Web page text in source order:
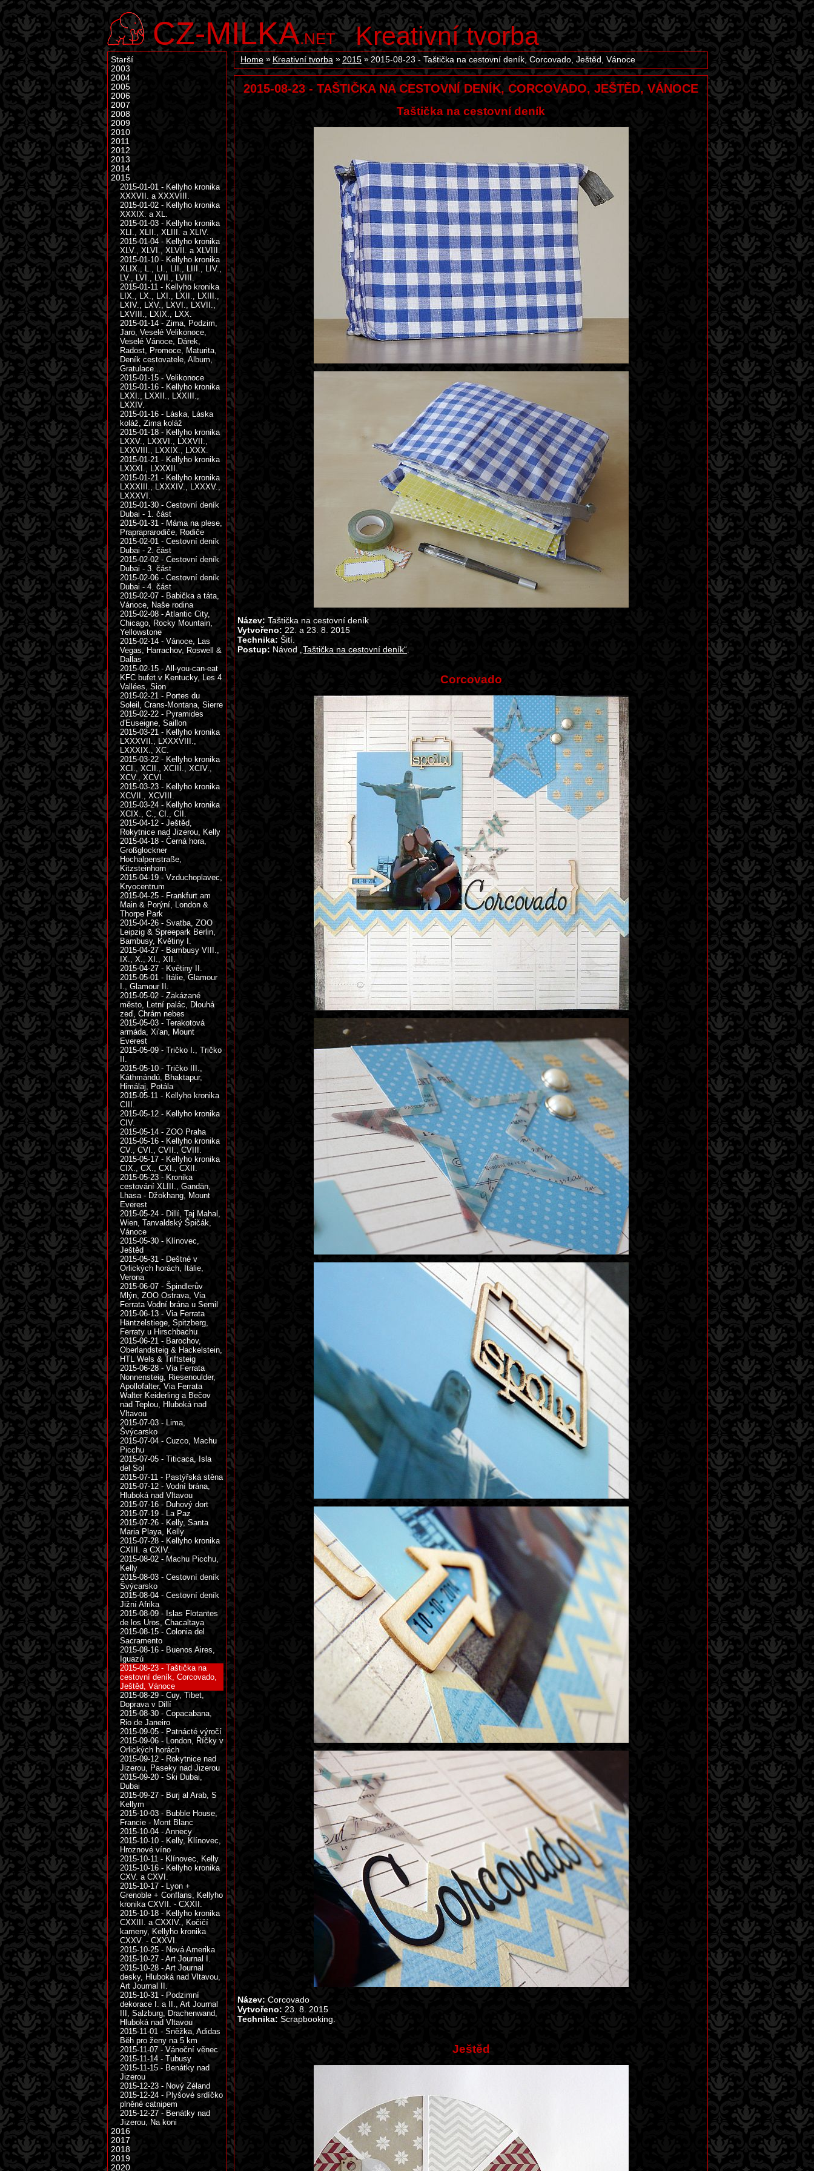
CZ-MILKA.NET Kreativní tvorba
Home Kreativní tvorba 2015 2015-08-23 - Taštička na cestovní deník, Corcovado, Ještěd, Vánoce
2015-08-23 - TAŠTIČKA NA CESTOVNÍ DENÍK, CORCOVADO, JEŠTĚD, VÁNOCE
Taštička na cestovní deník
Název: Taštička na cestovní deník
Vytvořeno: 22. a 23. 8. 2015
Technika: Šití.
Postup: Návod „Taštička na cestovní deník“.
Corcovado
Název: Corcovado
Vytvořeno: 23. 8. 2015
Technika: Scrapbooking.
Ještěd
Starší
2003
2004
2005
2006
2007
2008
2009
2010
2011
2012
2013
2014
2015
2015-01-01 - Kellyho kronika
XXXVII. a XXXVIII.
2015-01-02 - Kellyho kronika
XXXIX. a XL.
2015-01-03 - Kellyho kronika
XLI., XLII., XLIII. a XLIV.
2015-01-04 - Kellyho kronika
XLV., XLVI., XLVII. a XLVIII.
2015-01-10 - Kellyho kronika
XLIX., L., LI., LII., LIII., LIV.,
LV., LVI., LVII., LVIII.
2015-01-11 - Kellyho kronika
LIX., LX., LXI., LXII., LXIII.,
LXIV., LXV., LXVI., LXVII.,
LXVIII., LXIX., LXX.
2015-01-14 - Zima, Podzim,
Jaro, Veselé Velikonoce,
Veselé Vánoce, Dárek,
Radost, Promoce, Maturita,
Deník cestovatele, Album,
Gratulace...
2015-01-15 - Velikonoce
2015-01-16 - Kellyho kronika
LXXI., LXXII., LXXIII.,
LXXIV.
2015-01-16 - Láska, Láska
koláž, Zima koláž
2015-01-18 - Kellyho kronika
LXXV., LXXVI., LXXVII.,
LXXVIII., LXXIX., LXXX.
2015-01-21 - Kellyho kronika
LXXXI., LXXXII.
2015-01-21 - Kellyho kronika
LXXXIII., LXXXIV., LXXXV.,
LXXXVI.
2015-01-30 - Cestovní deník
Dubai - 1. část
2015-01-31 - Máma na plese,
Prapraprarodiče, Rodiče
2015-02-01 - Cestovní deník
Dubai - 2. část
2015-02-02 - Cestovní deník
Dubai - 3. část
2015-02-06 - Cestovní deník
Dubai - 4. část
2015-02-07 - Babička a táta,
Vánoce, Naše rodina
2015-02-08 - Atlantic City,
Chicago, Rocky Mountain,
Yellowstone
2015-02-14 - Vánoce, Las
Vegas, Harrachov, Roswell &
Dallas
2015-02-15 - All-you-can-eat
KFC bufet v Kentucky, Les 4
Vallées, Sion
2015-02-21 - Portes du
Soleil, Crans-Montana, Sierre
2015-02-22 - Pyramides
d'Euseigne, Saillon
2015-03-21 - Kellyho kronika
LXXXVII., LXXXVIII.,
LXXXIX., XC.
2015-03-22 - Kellyho kronika
XCI., XCII., XCIII., XCIV.,
XCV., XCVI.
2015-03-23 - Kellyho kronika
XCVII., XCVIII.
2015-03-24 - Kellyho kronika
XCIX., C., CI., CII.
2015-04-12 - Ještěd,
Rokytnice nad Jizerou, Kelly
2015-04-18 - Černá hora,
Großglockner
Hochalpenstraße,
Kitzsteinhorn
2015-04-19 - Vzduchoplavec,
Kryocentrum
2015-04-25 - Frankfurt am
Main & Porýní, London &
Thorpe Park
2015-04-26 - Svatba, ZOO
Leipzig & Spreepark Berlin,
Bambusy, Květiny I.
2015-04-27 - Bambusy VIII.,
IX., X., XI., XII.
2015-04-27 - Květiny II.
2015-05-01 - Itálie, Glamour
I., Glamour II.
2015-05-02 - Zakázané
město, Letní palác, Dlouhá
zeď, Chrám nebes
2015-05-03 - Terakotová
armáda, Xi'an, Mount
Everest
2015-05-09 - Tričko I., Tričko
II.
2015-05-10 - Tričko III.,
Káthmándú, Bhaktapur,
Himálaj, Potála
2015-05-11 - Kellyho kronika
CIII.
2015-05-12 - Kellyho kronika
CIV.
2015-05-14 - ZOO Praha
2015-05-16 - Kellyho kronika
CV., CVI., CVII., CVIII.
2015-05-17 - Kellyho kronika
CIX., CX., CXI., CXII.
2015-05-23 - Kronika
cestování XLIII., Gandän,
Lhasa - Džokhang, Mount
Everest
2015-05-24 - Dillí, Taj Mahal,
Wien, Tanvaldský Špičák,
Vánoce
2015-05-30 - Klínovec,
Ještěd
2015-05-31 - Deštné v
Orlických horách, Itálie,
Verona
2015-06-07 - Špindlerův
Mlýn, ZOO Ostrava, Via
Ferrata Vodní brána u Semil
2015-06-13 - Via Ferrata
Häntzelstiege, Spitzberg,
Ferraty u Hirschbachu
2015-06-21 - Barochov,
Oberlandsteig & Hackelstein,
HTL Wels & Triftsteig
2015-06-28 - Via Ferrata
Nonnensteig, Riesenoulder,
Apollofalter, Via Ferrata
Walter Keiderling a Bečov
nad Teplou, Hluboká nad
Vltavou
2015-07-03 - Lima,
Švýcarsko
2015-07-04 - Cuzco, Machu
Picchu
2015-07-05 - Titicaca, Isla
del Sol
2015-07-11 - Pastýřská stěna
2015-07-12 - Vodní brána,
Hluboká nad Vltavou
2015-07-16 - Duhový dort
2015-07-19 - La Paz
2015-07-26 - Kelly, Santa
Maria Playa, Kelly
2015-07-28 - Kellyho kronika
CXIII. a CXIV.
2015-08-02 - Machu Picchu,
Kelly
2015-08-03 - Cestovní deník
Švýcarsko
2015-08-04 - Cestovní deník
Jižní Afrika
2015-08-09 - Islas Flotantes
de los Uros, Chacaltaya
2015-08-15 - Colonia del
Sacramento
2015-08-16 - Buenos Aires,
Iguazú
2015-08-23 - Taštička na
cestovní deník, Corcovado,
Ještěd, Vánoce
2015-08-29 - Cuy, Tibet,
Doprava v Dillí
2015-08-30 - Copacabana,
Rio de Janeiro
2015-09-05 - Patnácté výročí
2015-09-06 - London, Říčky v
Orlických horách
2015-09-12 - Rokytnice nad
Jizerou, Paseky nad Jizerou
2015-09-20 - Ski Dubai,
Dubai
2015-09-27 - Burj al Arab, S
Kellym
2015-10-03 - Bubble House,
Francie - Mont Blanc
2015-10-04 - Annecy
2015-10-10 - Kelly, Klínovec,
Hroznové víno
2015-10-11 - Klínovec, Kelly
2015-10-16 - Kellyho kronika
CXV. a CXVI.
2015-10-17 - Lyon +
Grenoble + Conflans, Kellyho
kronika CXVII. - CXXII.
2015-10-18 - Kellyho kronika
CXXIII. a CXXIV., Kočičí
kameny, Kellyho kronika
CXXV. - CXXVI.
2015-10-25 - Nová Amerika
2015-10-27 - Art Journal I.
2015-10-28 - Art Journal
desky, Hluboká nad Vltavou,
Art Journal II.
2015-10-31 - Podzimní
dekorace I. a II., Art Journal
III, Salzburg, Drachenwand,
Hluboká nad Vltavou
2015-11-01 - Sněžka, Adidas
Běh pro ženy na 5 km
2015-11-07 - Vánoční věnec
2015-11-14 - Tubusy
2015-11-15 - Benátky nad
Jizerou
2015-12-23 - Nový Zéland
2015-12-24 - Plyšové srdíčko
plněné catnipem
2015-12-27 - Benátky nad
Jizerou, Na koni
2016
2017
2018
2019
2020